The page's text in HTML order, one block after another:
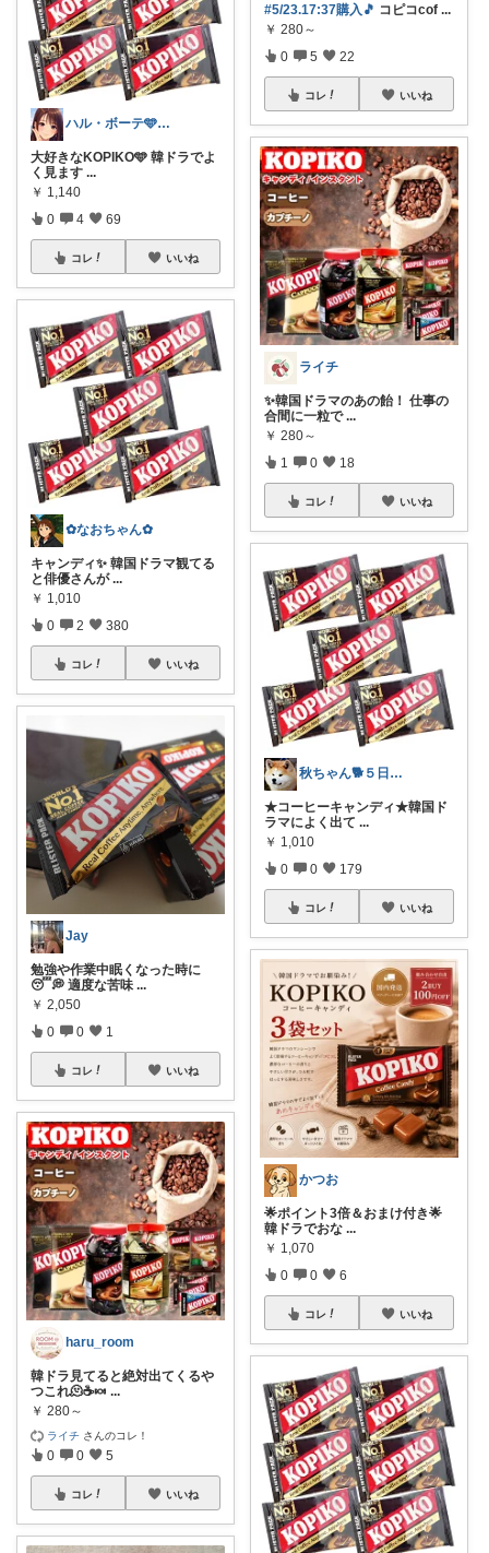
ハル・ボーテ🩵自分へのご褒美に🩵
大好きなKOPIKO🩵 韓ドラでよ
く見ます ...
￥ 1,140
0 4 69
コレ いいね
✿なおちゃん✿
キャンディ✨ 韓国ドラマ観てる
と俳優さんが ...
￥ 1,010
0 2 380
コレ いいね
Jay
勉強や作業中眠くなった時に
😴💭 適度な苦味 ...
￥ 2,050
0 0 1
コレ いいね
haru_room
韓ドラ見てると絶対出てくるや
つこれ🫠☕🍬 ...
￥ 280～
ライチ さんのコレ！
0 0 5
コレ いいね
#5/23.17:37購入🎵 コピコcof ...
￥ 280～
0 5 22
コレ いいね
ライチ
✨韓国ドラマのあの飴！ 仕事の
合間に一粒で ...
￥ 280～
1 0 18
コレ いいね
秋ちゃん🐕５日ありがとう
★コーヒーキャンディ★韓国ド
ラマによく出て ...
￥ 1,010
0 0 179
コレ いいね
かつお
🌟ポイント3倍＆おまけ付き🌟
韓ドラでおな ...
￥ 1,070
0 0 6
コレ いいね